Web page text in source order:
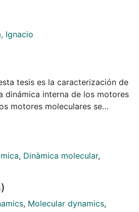
Ignacio
tesis es la caracterización de
dinámica interna de los motores
motores moleculares se
dos escenarios
a la dinámica general
primer caso hemos estudiado la
moleculares que se
moleculares generan flujos
que afectan el estado local del
, Dinàmica molecular,
, Molecular dynamics,